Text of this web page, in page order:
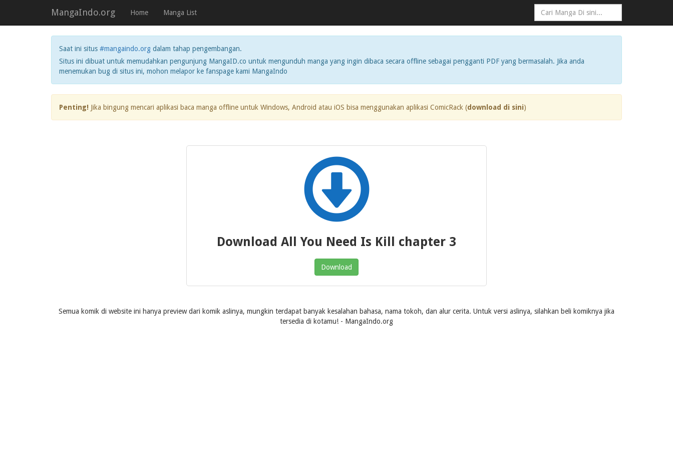
MangaIndo.org Home Manga List
Saat ini situs #mangaindo.org dalam tahap pengembangan.
Situs ini dibuat untuk memudahkan pengunjung MangaID.co untuk mengunduh manga yang ingin dibaca secara offline sebagai pengganti PDF yang bermasalah. Jika anda
menemukan bug di situs ini, mohon melapor ke fanspage kami MangaIndo
Penting! Jika bingung mencari aplikasi baca manga offline untuk Windows, Android atau iOS bisa menggunakan aplikasi ComicRack (download di sini)
Download All You Need Is Kill chapter 3
Download
Semua komik di website ini hanya preview dari komik aslinya, mungkin terdapat banyak kesalahan bahasa, nama tokoh, dan alur cerita. Untuk versi aslinya, silahkan beli komiknya jika
tersedia di kotamu! - MangaIndo.org